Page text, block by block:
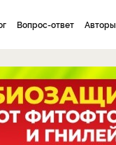
Вопрос-ответ Авторы